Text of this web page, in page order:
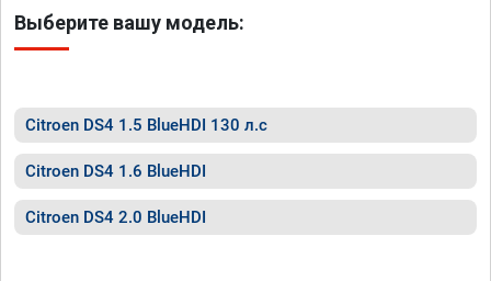
Выберите вашу модель:
Citroen DS4 1.5 BlueHDI 130 л.с
Citroen DS4 1.6 BlueHDI
Citroen DS4 2.0 BlueHDI